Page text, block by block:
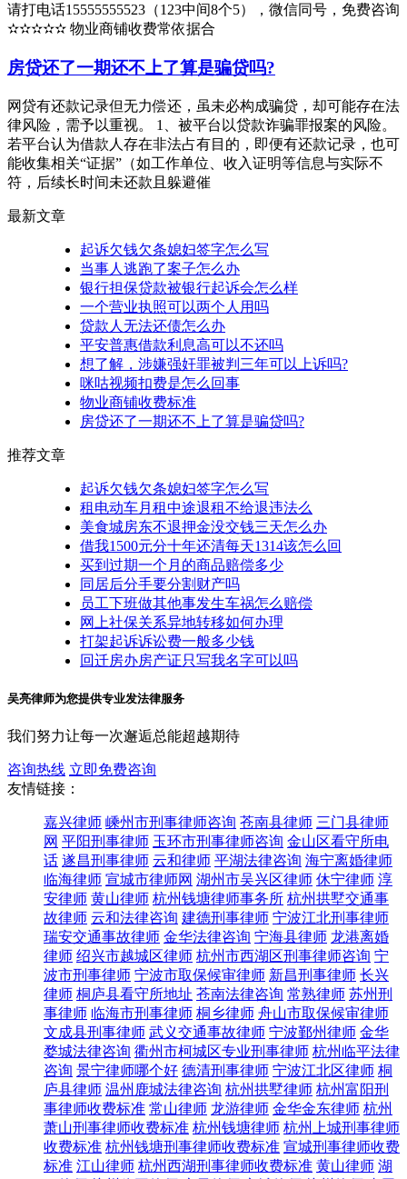
请打电话15555555523（123中间8个5），微信同号，免费咨询
✫✫✫✫✫ 物业商铺收费常依据合
房贷还了一期还不上了算是骗贷吗?
网贷有还款记录但无力偿还，虽未必构成骗贷，却可能存在法
律风险，需予以重视。 1、被平台以贷款诈骗罪报案的风险。
若平台认为借款人存在非法占有目的，即便有还款记录，也可
能收集相关“证据”（如工作单位、收入证明等信息与实际不
符，后续长时间未还款且躲避催
最新文章
起诉欠钱欠条媳妇签字怎么写
当事人逃跑了案子怎么办
银行担保贷款被银行起诉会怎么样
一个营业执照可以两个人用吗
贷款人无法还债怎么办
平安普惠借款利息高可以不还吗
想了解，涉嫌强奸罪被判三年可以上诉吗?
咪咕视频扣费是怎么回事
物业商铺收费标准
房贷还了一期还不上了算是骗贷吗?
推荐文章
起诉欠钱欠条媳妇签字怎么写
租电动车月租中途退租不给退违法么
美食城房东不退押金没交钱三天怎么办
借我1500元分十年还清每天1314该怎么回
买到过期一个月的商品赔偿多少
同居后分手要分割财产吗
员工下班做其他事发生车祸怎么赔偿
网上社保关系异地转移如何办理
打架起诉诉讼费一般多少钱
回迁房办房产证只写我名字可以吗
吴亮律师为您提供专业发法律服务
我们努力让每一次邂逅总能超越期待
咨询热线 立即免费咨询
友情链接：
嘉兴律师 嵊州市刑事律师咨询 苍南县律师 三门县律师
网 平阳刑事律师 玉环市刑事律师咨询 金山区看守所电
话 遂昌刑事律师 云和律师 平湖法律咨询 海宁离婚律师
临海律师 宣城市律师网 湖州市吴兴区律师 休宁律师 淳
安律师 黄山律师 杭州钱塘律师事务所 杭州拱墅交通事
故律师 云和法律咨询 建德刑事律师 宁波江北刑事律师
瑞安交通事故律师 金华法律咨询 宁海县律师 龙港离婚
律师 绍兴市越城区律师 杭州市西湖区刑事律师咨询 宁
波市刑事律师 宁波市取保候审律师 新昌刑事律师 长兴
律师 桐庐县看守所地址 苍南法律咨询 常熟律师 苏州刑
事律师 临海市刑事律师 桐乡律师 舟山市取保候审律师
文成县刑事律师 武义交通事故律师 宁波鄞州律师 金华
婺城法律咨询 衢州市柯城区专业刑事律师 杭州临平法律
咨询 景宁律师哪个好 德清刑事律师 宁波江北区律师 桐
庐县律师 温州鹿城法律咨询 杭州拱墅律师 杭州富阳刑
事律师收费标准 常山律师 龙游律师 金华金东律师 杭州
萧山刑事律师收费标准 杭州钱塘律师 杭州上城刑事律师
收费标准 杭州钱塘刑事律师收费标准 宣城刑事律师收费
标准 江山律师 杭州西湖刑事律师收费标准 黄山律师 湖